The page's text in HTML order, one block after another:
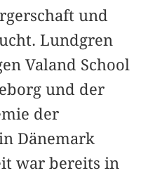
und
Lundgren
Valand School
und der
der
Dänemark
war bereits in